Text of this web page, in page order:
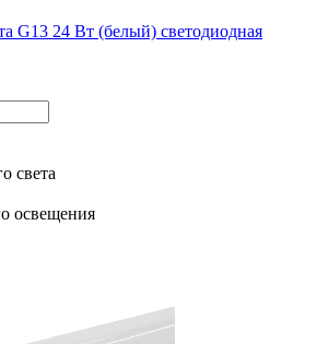
G13 24 Вт (белый) светодиодная
света
освещения